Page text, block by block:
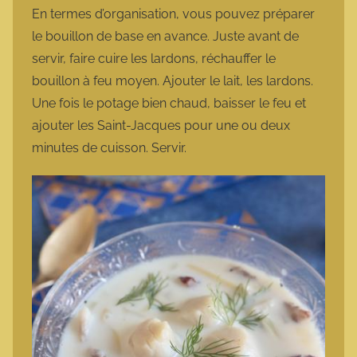
En termes d’organisation, vous pouvez préparer
le bouillon de base en avance. Juste avant de
servir, faire cuire les lardons, réchauffer le
bouillon à feu moyen. Ajouter le lait, les lardons.
Une fois le potage bien chaud, baisser le feu et
ajouter les Saint-Jacques pour une ou deux
minutes de cuisson. Servir.